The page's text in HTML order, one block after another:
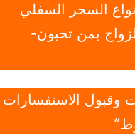
السحر السفلي
بمن تحبون-
وقبول الاستفسارات